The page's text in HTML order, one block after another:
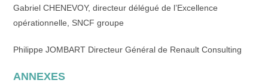
Gabriel CHENEVOY, directeur délégué de l’Excellence
opérationnelle, SNCF groupe
Philippe JOMBART Directeur Général de Renault Consulting
ANNEXES